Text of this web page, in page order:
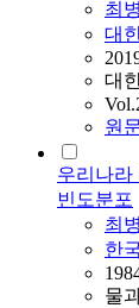
최
대
대
원
우리나라
빈도분포
최
한
물